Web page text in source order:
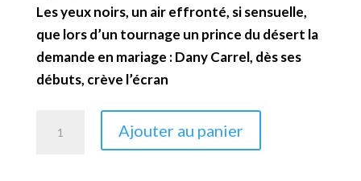
Les yeux noirs, un air effronté, si sensuelle,
que lors d’un tournage un prince du désert la
demande en mariage : Dany Carrel, dès ses
débuts, crève l’écran
Ajouter au panier